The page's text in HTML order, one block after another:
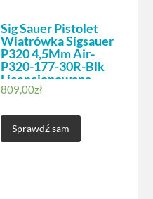
Sig Sauer Pistolet
Wiatrówka Sigsauer
P320 4,5Mm Air-
P320-177-30R-Blk
Licencjonowana
Replika Magazynek
Co2 Blowback
809,00zł
Sprawdź sam